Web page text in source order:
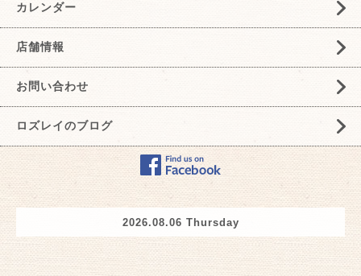
カレンダー
店舗情報
お問い合わせ
ロズレイのブログ
2026.08.06 Thursday